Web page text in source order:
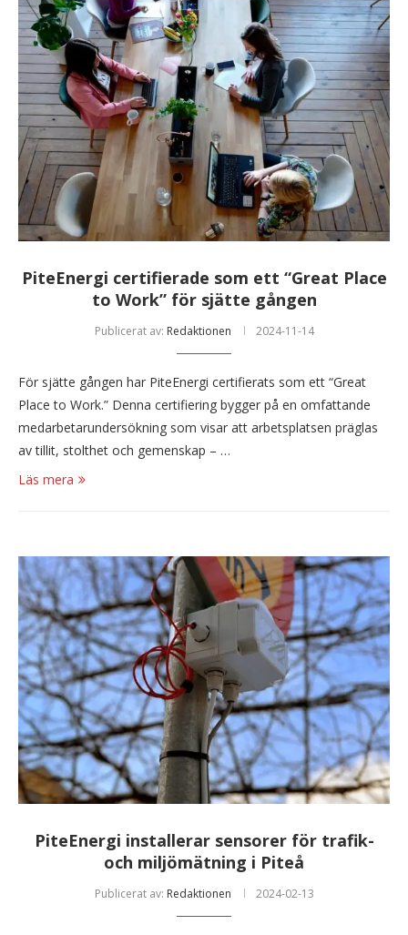
PiteEnergi certifierade som ett “Great Place
to Work” för sjätte gången
Publicerat av: Redaktionen 2024-11-14
För sjätte gången har PiteEnergi certifierats som ett “Great
Place to Work.” Denna certifiering bygger på en omfattande
medarbetarundersökning som visar att arbetsplatsen präglas
av tillit, stolthet och gemenskap – …
Läs mera
PiteEnergi installerar sensorer för trafik-
och miljömätning i Piteå
Publicerat av: Redaktionen 2024-02-13